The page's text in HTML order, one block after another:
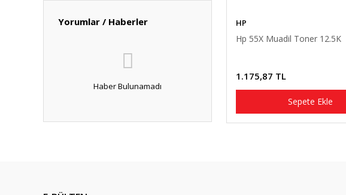
Yorumlar / Haberler
Haber Bulunamadı
HP
Hp 55X Muadil Toner 12.5K
1.175,87 TL
Sepete Ekle